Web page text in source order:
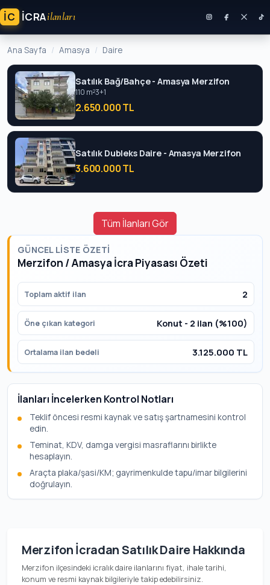
İC ICRAilanları
Ana Sayfa Amasya Daire
Satılık Bağ/Bahçe - Amasya Merzifon
110 m²3+1
2.650.000 TL
Satılık Dubleks Daire - Amasya Merzifon
3.600.000 TL
Tüm İlanları Gör
GÜNCEL LISTE ÖZETI
Merzifon / Amasya İcra Piyasası Özeti
Toplam aktif ilan 2
Öne çıkan kategori Konut - 2 ilan (%100)
Ortalama ilan bedeli 3.125.000 TL
İlanları İncelerken Kontrol Notları
Teklif öncesi resmi kaynak ve satış şartnamesini kontrol
edin.
Teminat, KDV, damga vergisi masraflarını birlikte
hesaplayın.
Araçta plaka/şasi/KM; gayrimenkulde tapu/imar bilgilerini
doğrulayın.
Merzifon İcradan Satılık Daire Hakkında
Merzifon ilçesindeki icralık daire ilanlarını fiyat, ihale tarihi,
konum ve resmi kaynak bilgileriyle takip edebilirsiniz.